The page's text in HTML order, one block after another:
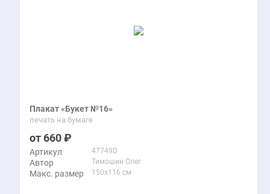
Плакат «Букет №16»
печать на бумаге
660
Артикул 47749D
Автор Тимошин Олег
Макс. размер 150x116 см